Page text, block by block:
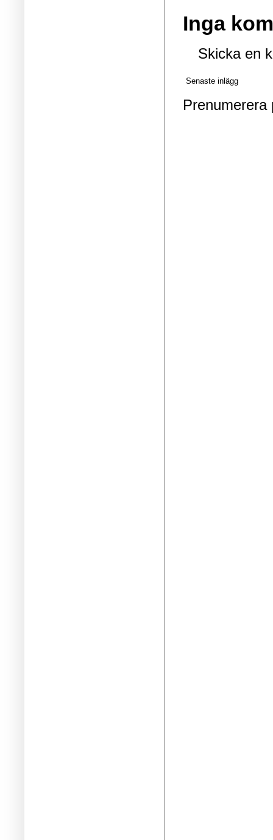
Inga
Skicka en
Senaste inlägg